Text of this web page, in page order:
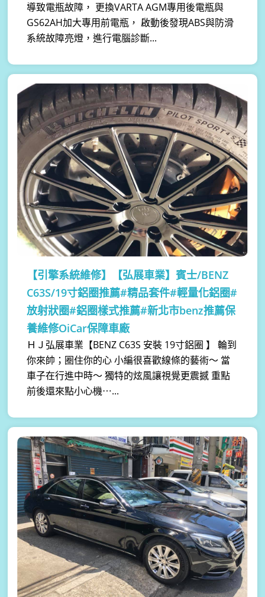
導致電瓶故障， 更換VARTA AGM專用後電瓶與
GS62AH加大專用前電瓶， 啟動後發現ABS與防滑
系統故障亮燈，進行電腦診斷...
【引擎系統維修】
【弘展車業】賓士/BENZ
C63S/19寸鋁圈推薦#精品套件#輕量化鋁圈#
放射狀圈#鋁圈樣式推薦#新北市benz推薦保
養維修OiCar保障車廠
ＨＪ弘展車業【BENZ C63S 安裝 19寸鋁圈 】 輪到
你來帥；圈住你的心 小編很喜歡線條的藝術～ 當
車子在行進中時～ 獨特的炫風讓視覺更震撼 重點
前後還來點小心機⋯...